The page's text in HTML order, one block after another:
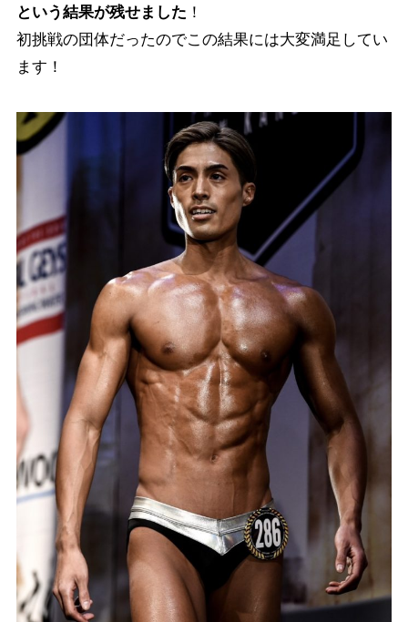
という結果が残せました ！
初挑戦の団体だったのでこの結果には大変満足してい
ます！